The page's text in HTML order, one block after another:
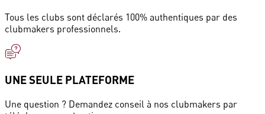
Tous les clubs sont déclarés 100% authentiques par des
clubmakers professionnels.
UNE SEULE PLATEFORME
Une question ? Demandez conseil à nos clubmakers par